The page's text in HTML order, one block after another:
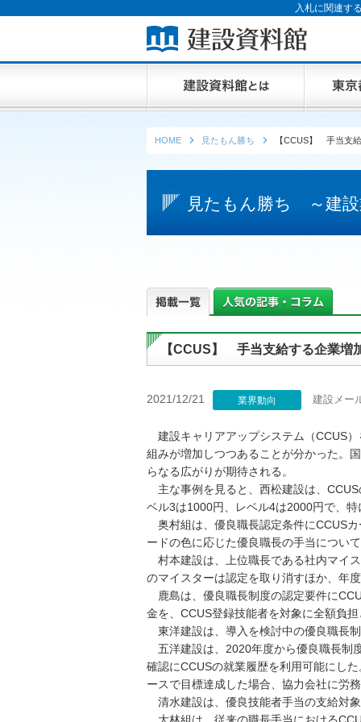
入札に関連す
HOME 見たもん勝ち 【CCUS】 手当支
見たもん勝ち ～建設
【CCUS】 手当支給する企業増
2021/12/21 業界動向 建設メー
建設キャリアアップシステム（CCUS
組みが増加しつつあることが分かった。
らなる広がりが期待される。
主な事例を見ると、西松建設は、
ベル3は1000円、レベル4は2000円で、
奥村組は、優良職長認定条件にCCUS
ードの色に応じた優良職長の手当につい
村本建設は、上位職長である社内マイ
のマイスターは認定を取り消すほか、年
鹿島は、優良職長制度の認定要件に
金を、CCUS登録技能者を対象に全額負
東洋建設は、導入を検討中の優良職長
五洋建設は、2020年度から優良職長制
確認にCCUSの就業履歴を利用可能にし
ースで目標達成した場合、協力会社に労
清水建設は、優良技能者手当の支給対